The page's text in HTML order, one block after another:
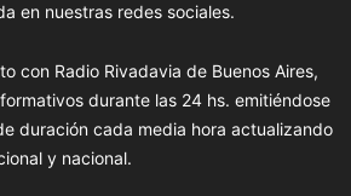
en nuestras redes sociales.
con Radio Rivadavia de Buenos Aires,
durante las 24 hs. emitiéndose
duración cada media hora actualizando
y nacional.